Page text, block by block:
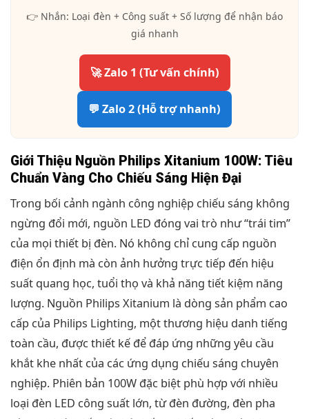
👉 Nhắn: Loại đèn + Công suất + Số lượng để nhận báo
giá nhanh
🚀 Zalo 1 (Tư vấn chính)
💬 Zalo 2 (Hỗ trợ nhanh)
Giới Thiệu Nguồn Philips Xitanium 100W: Tiêu
Chuẩn Vàng Cho Chiếu Sáng Hiện Đại
Trong bối cảnh ngành công nghiệp chiếu sáng không
ngừng đổi mới, nguồn LED đóng vai trò như “trái tim”
của mọi thiết bị đèn. Nó không chỉ cung cấp nguồn
điện ổn định mà còn ảnh hưởng trực tiếp đến hiệu
suất quang học, tuổi thọ và khả năng tiết kiệm năng
lượng. Nguồn Philips Xitanium là dòng sản phẩm cao
cấp của Philips Lighting, một thương hiệu danh tiếng
toàn cầu, được thiết kế để đáp ứng những yêu cầu
khắt khe nhất của các ứng dụng chiếu sáng chuyên
nghiệp. Phiên bản 100W đặc biệt phù hợp với nhiều
loại đèn LED công suất lớn, từ đèn đường, đèn pha